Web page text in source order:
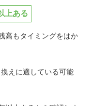
上ある
高もタイミングをはか
えに適している可能